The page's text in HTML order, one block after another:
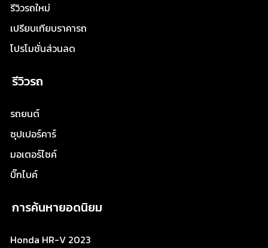
รีวิวรถใหม่
เปรียบเทียบราคารถ
โปรโมชั่นส่วนลด
รีวิวรถ
รถยนต์
ซุปเปอร์คาร์
มอเตอร์ไซค์
บิ๊กไบค์
การค้นหายอดนิยม
Honda HR-V 2023